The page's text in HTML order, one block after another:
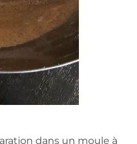
dans un moule à